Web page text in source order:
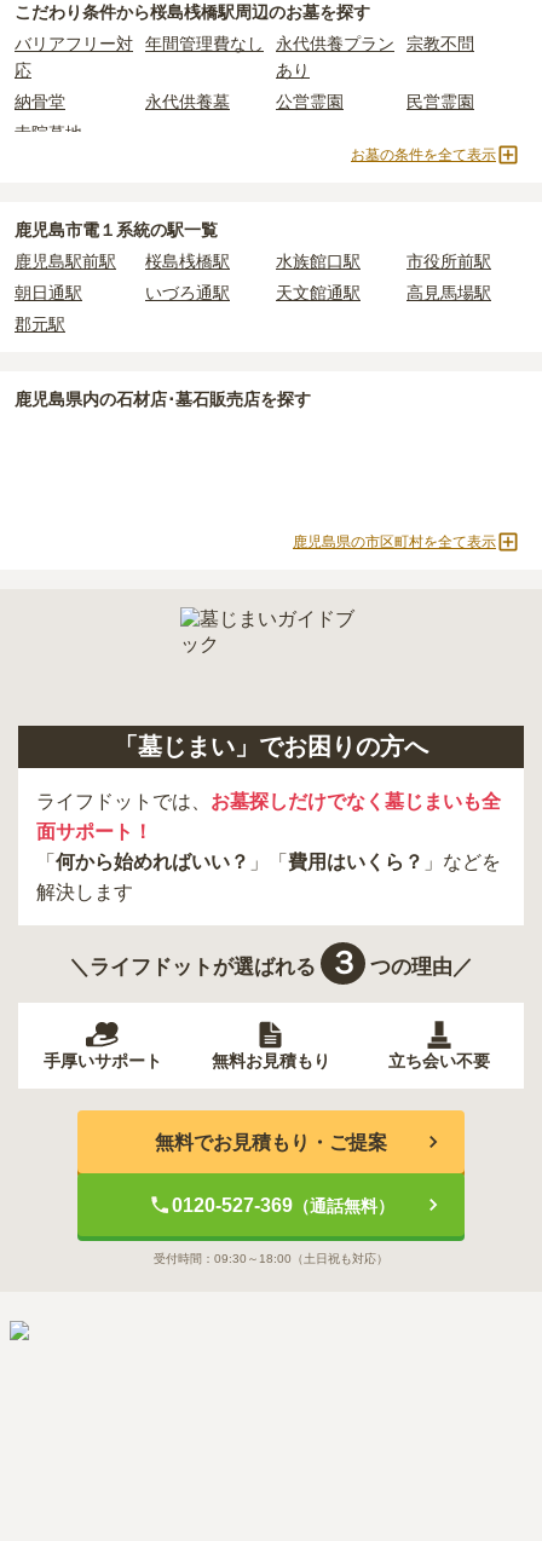
・納骨式の費用
：お墓に遺骨を納める儀式のための費用。僧侶に渡
すお布施、会食などの費用がかかります。
・
：お墓の管理費。契約後、毎年発生するケースがあり
ます。
正確な費用は、区画や石材の選び方によって大きく変わるため、見
必ず確認することをおすすめします。
現地への見学が難しい場合は、資料請求でも各霊園の詳しい料金案
内を取り寄せることができます。
桜島桟橋駅周辺 で安価なお墓を探したい場合は、
び替えてお墓を探すのがおすすめです。
れているケースがほとんどです。
主な条件として、遺骨がすでにある、該当の市区町村に一定年数以
上住んでいるなどが挙げられます。
条件を満たさない場合は、申し込み自体ができないことも多いた
め、事前の確認が重要です。
契約条件の詳細は、各霊園のページをご確認いただくか、資料請求
詳しくは、桜島桟橋駅周辺の永代供養の一覧をご覧ください。
こだわり条件から桜島桟橋駅周辺のお墓を探す
バリアフリー対
応
年間管理費なし
永代供養プラン
あり
宗教不問
納骨堂 永代供養墓 公営霊園
民営霊園
寺院墓地
お墓の条件を全て表示
鹿児島市電１系統の駅一覧
鹿児島駅前駅
桜島桟橋駅 水族館口駅
市役所前駅
朝日通駅
いづろ通駅 天文館通駅
高見馬場駅
郡元駅
鹿児島県内の石材店･墓石販売店を探す
鹿児島県の市区町村を全て表示
「墓じまい」でお困りの方へ
ライフドットでは、 お墓探しだけでなく墓じまいも全
面サポート！
「 何から始めればいい？ 」「 費用はいくら？ 」などを
解決します
＼ライフドットが選ばれる ３ つの理由／
手厚いサポート 無料お見積もり 立ち会い不要
無料でお見積もり・ご提案
0120-527-369（通話無料）
受付時間： 09:30～18:00 （土日祝も対応）